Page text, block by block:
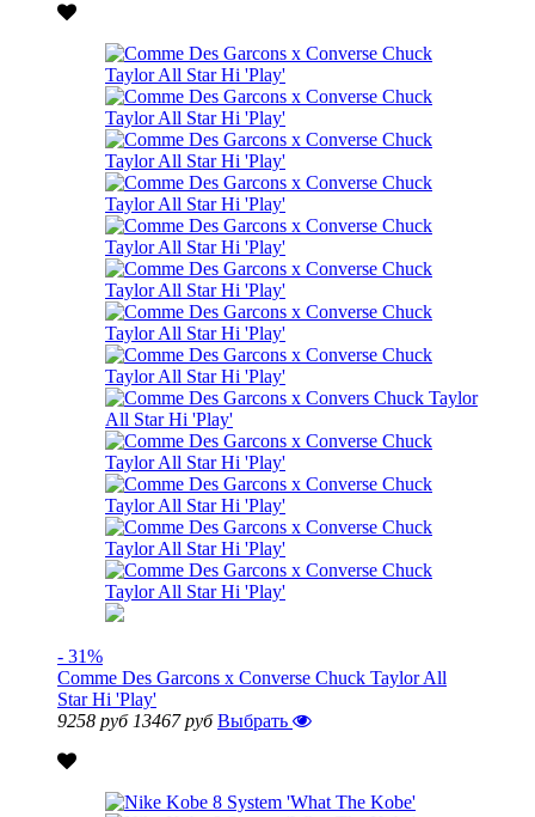
- 31%
Comme Des Garcons x Converse Chuck Taylor All
Star Hi 'Play'
9258 руб 13467 руб Выбрать